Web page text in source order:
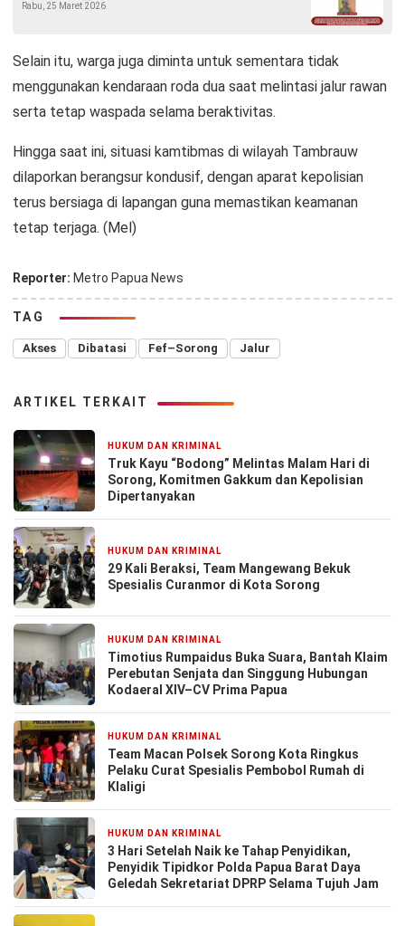
Rabu, 25 Maret 2026
Selain itu, warga juga diminta untuk sementara tidak
menggunakan kendaraan roda dua saat melintasi jalur rawan
serta tetap waspada selama beraktivitas.
Hingga saat ini, situasi kamtibmas di wilayah Tambrauw
dilaporkan berangsur kondusif, dengan aparat kepolisian
terus bersiaga di lapangan guna memastikan keamanan
tetap terjaga. (Mel)
Reporter: Metro Papua News
TAG
Akses Dibatasi Fef–Sorong Jalur
ARTIKEL TERKAIT
HUKUM DAN KRIMINAL
Truk Kayu “Bodong” Melintas Malam Hari di
Sorong, Komitmen Gakkum dan Kepolisian
Dipertanyakan
HUKUM DAN KRIMINAL
29 Kali Beraksi, Team Mangewang Bekuk
Spesialis Curanmor di Kota Sorong
HUKUM DAN KRIMINAL
Timotius Rumpaidus Buka Suara, Bantah Klaim
Perebutan Senjata dan Singgung Hubungan
Kodaeral XIV–CV Prima Papua
HUKUM DAN KRIMINAL
Team Macan Polsek Sorong Kota Ringkus
Pelaku Curat Spesialis Pembobol Rumah di
Klaligi
HUKUM DAN KRIMINAL
3 Hari Setelah Naik ke Tahap Penyidikan,
Penyidik Tipidkor Polda Papua Barat Daya
Geledah Sekretariat DPRP Selama Tujuh Jam